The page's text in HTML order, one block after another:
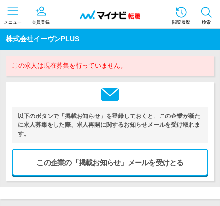
メニュー 会員登録 閲覧履歴 検索
株式会社イーヴンPLUS
この求人は現在募集を行っていません。
以下のボタンで「掲載お知らせ」を登録しておくと、この企業が新た
に求人募集をした際、求人再開に関するお知らせメールを受け取れま
す。
この企業の「掲載お知らせ」メールを受けとる